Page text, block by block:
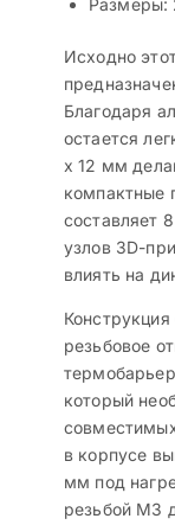
Размеры:
Исходно
Благодаря
остается
х 12 мм
компактные
составляет
узлов 3D-
влиять на
резьбовое
который
в корпусе
мм под
резьбой M3